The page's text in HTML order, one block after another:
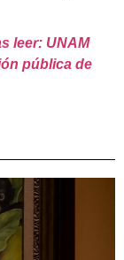
leer: UNAM
pública de